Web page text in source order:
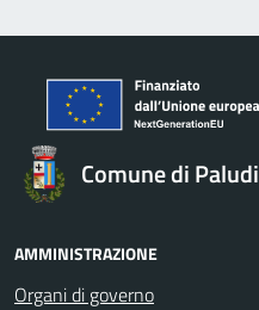
Comune di Paludi
AMMINISTRAZIONE
Organi di governo